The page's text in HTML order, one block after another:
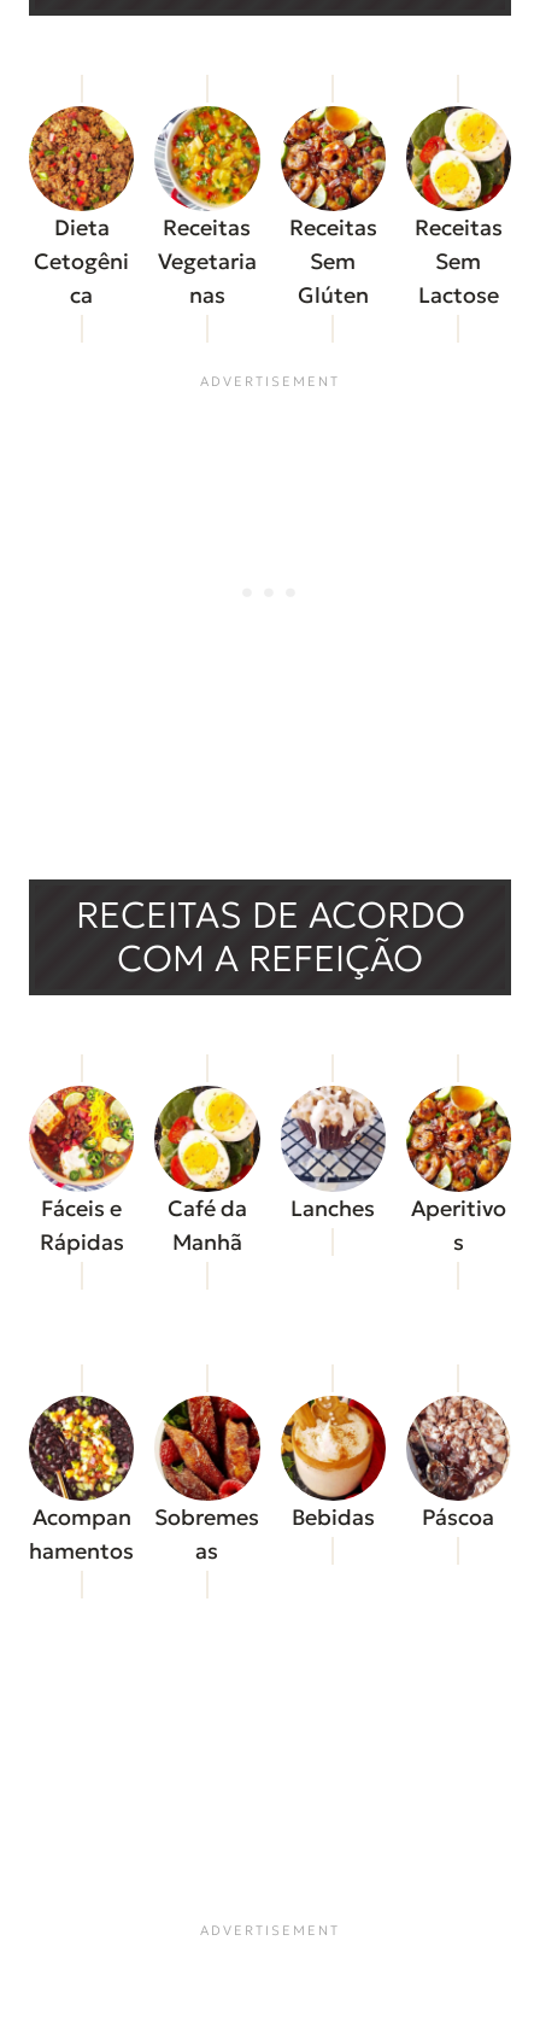
Dieta
Cetogêni
ca
Receitas
Vegetaria
nas
Receitas
Sem
Glúten
Receitas
Sem
Lactose
RECEITAS DE ACORDO
COM A REFEIÇÃO
Fáceis e
Rápidas
Café da
Manhã
Lanches
Aperitivo
s
Acompan
hamentos
Sobremes
as
Bebidas Páscoa